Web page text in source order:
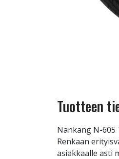
Tuotteen
Nankang N-
Renkaan
asiakkaalle asti